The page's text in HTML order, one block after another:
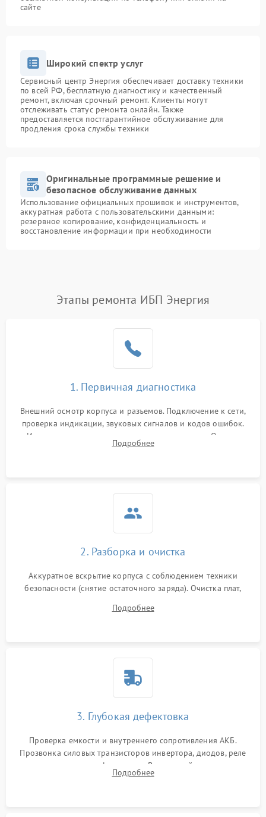
сайте
Широкий спектр услуг
Сервисный центр Энергия обеспечивает доставку техники
по всей РФ, бесплатную диагностику и качественный
ремонт, включая срочный ремонт. Клиенты могут
отслеживать статус ремонта онлайн. Также
предоставляется постгарантийное обслуживание для
продления срока службы техники
Оригинальные программные решение и
безопасное обслуживание данных
Использование официальных прошивок и инструментов,
аккуратная работа с пользовательскими данными:
резервное копирование, конфиденциальность и
восстановление информации при необходимости
Этапы ремонта ИБП Энергия
1. Первичная диагностика
Внешний осмотр корпуса и разъемов. Подключение к сети,
проверка индикации, звуковых сигналов и кодов ошибок.
Измерение входного и выходного напряжения. Оценка
реакции ИБП на отключение основного питания без
Подробнее
2. Разборка и очистка
Аккуратное вскрытие корпуса с соблюдением техники
безопасности (снятие остаточного заряда). Очистка плат,
и кистей для предотвращения перегрева и замыканий.
Подробнее
3. Глубокая дефектовка
Проверка емкости и внутреннего сопротивления АКБ.
Прозвонка силовых транзисторов инвертора, диодов, реле
переключения и трансформатора. Визуальный поиск вздутых
конденсаторов и прогаров на печатной плате.
Подробнее